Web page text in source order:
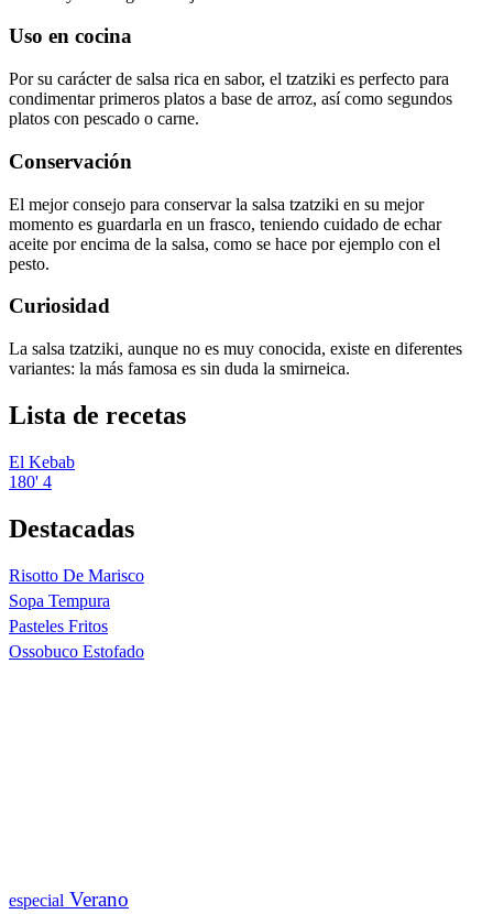
Uso en cocina
Por su carácter de salsa rica en sabor, el tzatziki es perfecto para
condimentar primeros platos a base de arroz, así como segundos
platos con pescado o carne.
Conservación
El mejor consejo para conservar la salsa tzatziki en su mejor
momento es guardarla en un frasco, teniendo cuidado de echar
aceite por encima de la salsa, como se hace por ejemplo con el
pesto.
Curiosidad
La salsa tzatziki, aunque no es muy conocida, existe en diferentes
variantes: la más famosa es sin duda la smirneica.
Lista de recetas
El Kebab
180' 4
Destacadas
Risotto De Marisco
Sopa Tempura
Pasteles Fritos
Ossobuco Estofado
especial Verano